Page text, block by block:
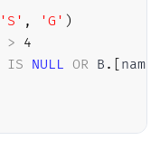
'S' , 'G' )
> 4
IS NULL OR B . name